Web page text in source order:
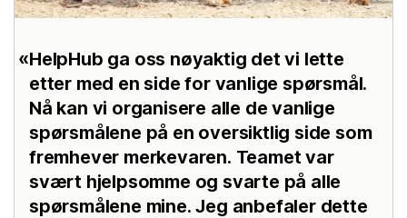
HelpHub ga oss nøyaktig det vi lette
etter med en side for vanlige spørsmål.
Nå kan vi organisere alle de vanlige
spørsmålene på en oversiktlig side som
fremhever merkevaren. Teamet var
svært hjelpsomme og svarte på alle
spørsmålene mine. Jeg anbefaler dette